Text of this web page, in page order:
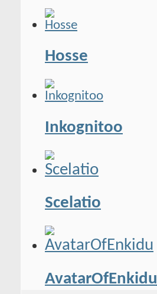
Hosse
Inkognitoo
Scelatio
AvatarOfEnkidu